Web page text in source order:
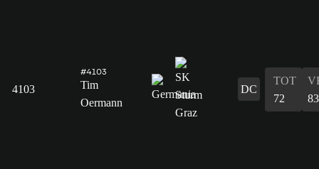
4103
#4103
Tim
Oermann
DC
TOT
72
83